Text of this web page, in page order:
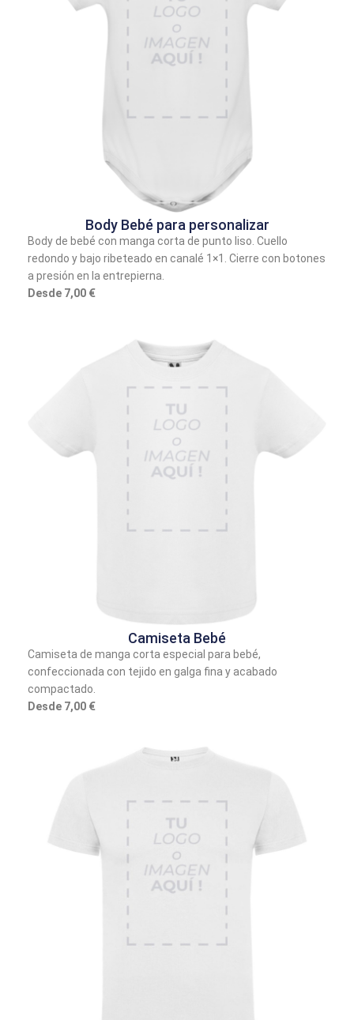
Body Bebé para personalizar
Body de bebé con manga corta de punto liso. Cuello
redondo y bajo ribeteado en canalé 1×1. Cierre con botones
a presión en la entrepierna.
Desde 7,00 €
Camiseta Bebé
Camiseta de manga corta especial para bebé,
confeccionada con tejido en galga fina y acabado
compactado.
Desde 7,00 €